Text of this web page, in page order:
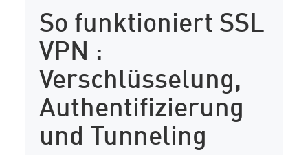
So funktioniert SSL
VPN :
Verschlüsselung,
Authentifizierung
und Tunneling